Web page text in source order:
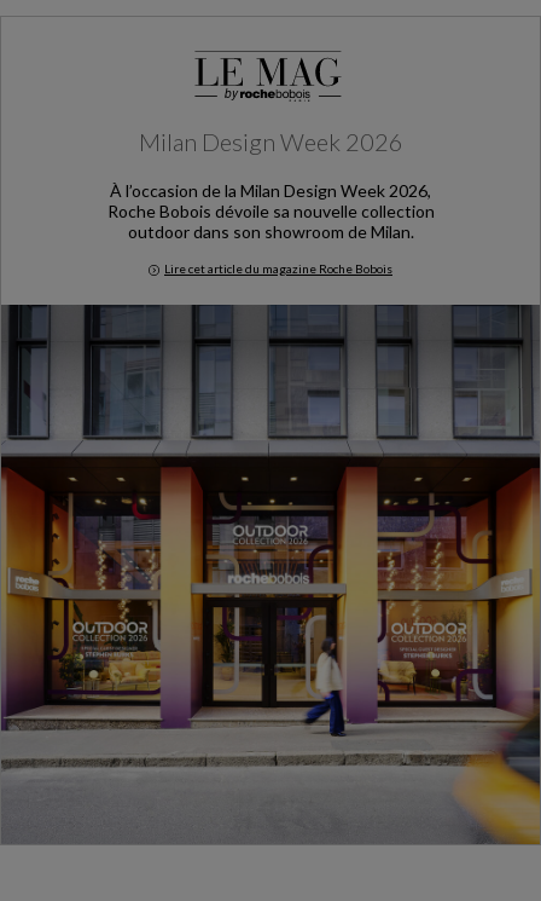
Milan Design Week 2026
À l’occasion de la Milan Design Week 2026,
Roche Bobois dévoile sa nouvelle collection
outdoor dans son showroom de Milan.
Lire cet article du magazine Roche Bobois
Milan Design Week 2026